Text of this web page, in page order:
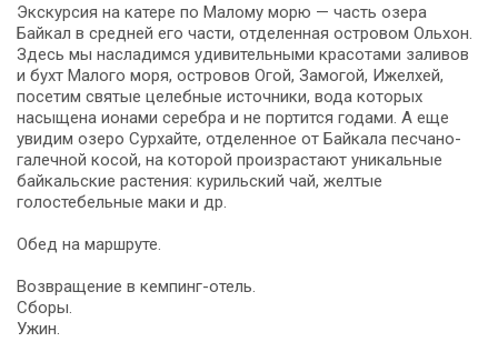
Экскурсия на катере по Малому морю — часть озера
Байкал в средней его части, отделенная островом Ольхон.
Здесь мы насладимся удивительными красотами заливов
и бухт Малого моря, островов Огой, Замогой, Ижелхей,
посетим святые целебные источники, вода которых
насыщена ионами серебра и не портится годами. А еще
увидим озеро Сурхайте, отделенное от Байкала песчано-
галечной косой, на которой произрастают уникальные
байкальские растения: курильский чай, желтые
голостебельные маки и др.
Обед на маршруте.
Возвращение в кемпинг-отель.
Сборы.
Ужин.